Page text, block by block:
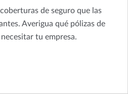
de seguro que las
Averigua qué pólizas de
tu empresa.